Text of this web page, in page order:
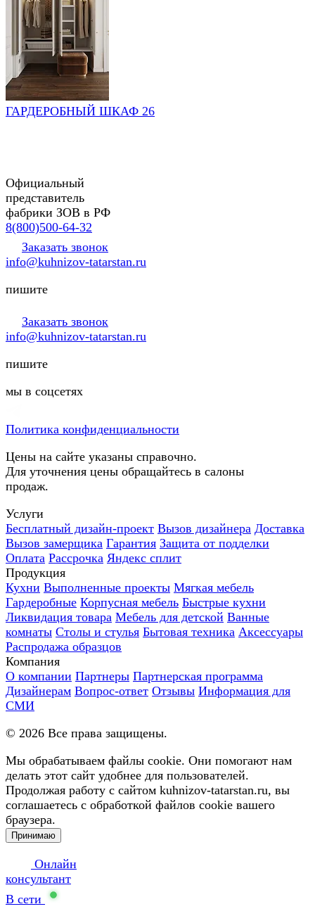
ГАРДЕРОБНЫЙ ШКАФ 26
Официальный
представитель
фабрики ЗОВ в РФ
8(800)500-64-32
Заказать звонок
info@kuhnizov-tatarstan.ru
пишите
Заказать звонок
info@kuhnizov-tatarstan.ru
пишите
мы в соцсетях
Политика конфиденциальности
Цены на сайте указаны справочно.
Для уточнения цены обращайтесь в салоны
продаж.
Услуги
Бесплатный дизайн-проект Вызов дизайнера Доставка
Вызов замерщика Гарантия Защита от подделки
Оплата Рассрочка Яндекс сплит
Продукция
Кухни Выполненные проекты Мягкая мебель
Гардеробные Корпусная мебель Быстрые кухни
Ликвидация товара Мебель для детской Ванные
комнаты Столы и стулья Бытовая техника Аксессуары
Распродажа образцов
Компания
О компании Партнеры Партнерская программа
Дизайнерам Вопрос-ответ Отзывы Информация для
СМИ
© 2026 Все права защищены.
Мы обрабатываем файлы cookie. Они помогают нам
делать этот сайт удобнее для пользователей.
Продолжая работу с сайтом kuhnizov-tatarstan.ru, вы
соглашаетесь с обработкой файлов cookie вашего
браузера.
Принимаю
Онлайн
консультант
В сети